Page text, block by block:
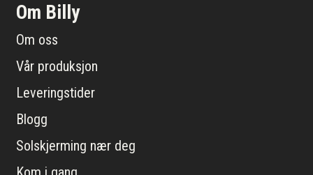
Om Billy
Om oss
Vår produksjon
Leveringstider
Blogg
Solskjerming nær deg